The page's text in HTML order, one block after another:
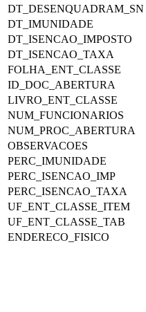
DT_DESENQUADRAM_SN
DT_IMUNIDADE
DT_ISENCAO_IMPOSTO
DT_ISENCAO_TAXA
FOLHA_ENT_CLASSE
ID_DOC_ABERTURA
LIVRO_ENT_CLASSE
NUM_FUNCIONARIOS
NUM_PROC_ABERTURA
OBSERVACOES
PERC_IMUNIDADE
PERC_ISENCAO_IMP
PERC_ISENCAO_TAXA
UF_ENT_CLASSE_ITEM
UF_ENT_CLASSE_TAB
ENDERECO_FISICO